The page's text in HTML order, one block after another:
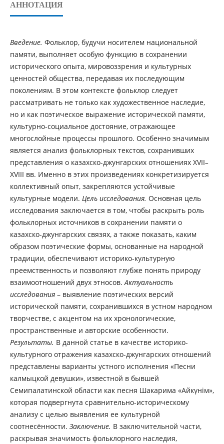
АННОТАЦИЯ
Введение. Фольклор, будучи носителем национальной
памяти, выполняет особую функцию в сохранении
исторического опыта, мировоззрения и культурных
ценностей общества, передавая их последующим
поколениям. В этом контексте фольклор следует
рассматривать не только как художественное наследие,
но и как поэтическое выражение исторической памяти,
культурно-социальное достояние, отражающее
многослойные процессы прошлого. Особенно значимым
является анализ фольклорных текстов, сохранивших
представления о казахско-джунгарских отношениях XVII–
XVIII вв. Именно в этих произведениях конкретизируется
коллективный опыт, закрепляются устойчивые
культурные модели. Цель исследования. Основная цель
исследования заключается в том, чтобы раскрыть роль
фольклорных источников в сохранении памяти о
казахско-джунгарских связях, а также показать, каким
образом поэтические формы, основанные на народной
традиции, обеспечивают историко-культурную
преемственность и позволяют глубже понять природу
взаимоотношений двух этносов.Актуальность
исследования– выявление поэтических версий
исторической памяти, сохранившихся в устном народном
творчестве, с акцентом на их хронологические,
пространственные и авторские особенности.
Результаты. В данной статье в качестве историко-
культурного отражения казахско-джунгарских отношений
представлены варианты устного исполнения «Песни
калмыцкой девушки», известной в бывшей
Семипалатинской области как песня Шакарима «Айкүнім»,
которая подвергнута сравнительно-историческому
анализу с целью выявления ее культурной
соотнесённости. Заключение. В заключительной части,
раскрывая значимость фольклорного наследия,